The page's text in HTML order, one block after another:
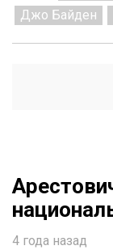
Джо Байден
4 года назад